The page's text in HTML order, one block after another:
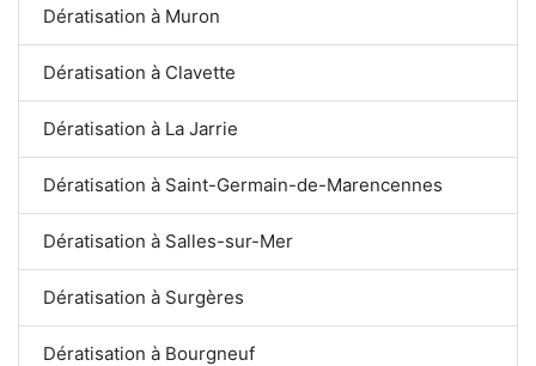
Dératisation à Muron
Dératisation à Clavette
Dératisation à La Jarrie
Dératisation à Saint-Germain-de-Marencennes
Dératisation à Salles-sur-Mer
Dératisation à Surgères
Dératisation à Bourgneuf